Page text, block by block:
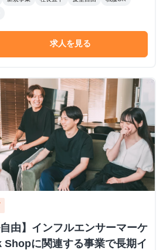
求人を見る
由】インフルエンサーマーケ
に関連する事業で長期イ